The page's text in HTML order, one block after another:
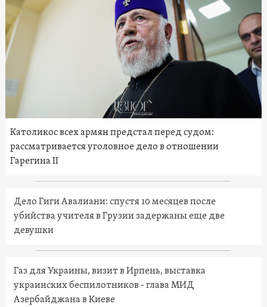
Католикос всех армян предстал перед судом:
рассматривается уголовное дело в отношении
Гарегина II
Дело Гиги Авалиани: спустя 10 месяцев после
убийства учителя в Грузии задержаны еще две
девушки
Газ для Украины, визит в Ирпень, выставка
украинских беспилотников - глава МИД
Азербайджана в Киеве